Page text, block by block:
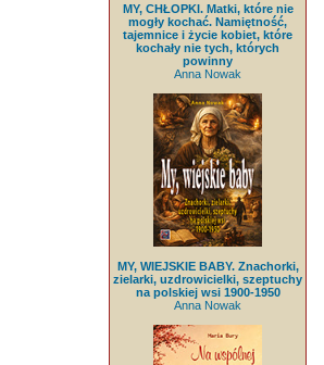
MY, CHŁOPKI. Matki, które nie
mogły kochać. Namiętność,
tajemnice i życie kobiet, które
kochały nie tych, których
powinny
Anna Nowak
MY, WIEJSKIE BABY. Znachorki,
zielarki, uzdrowicielki, szeptuchy
na polskiej wsi 1900-1950
Anna Nowak